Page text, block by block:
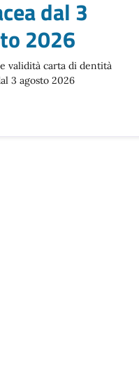
dal 3
2026
validità carta di dentità
3 agosto 2026